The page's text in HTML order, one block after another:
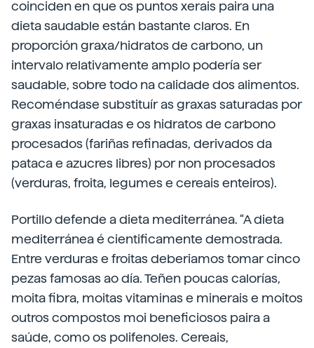
coinciden en que os puntos xerais paira una
dieta saudable están bastante claros. En
proporción graxa/hidratos de carbono, un
intervalo relativamente amplo podería ser
saudable, sobre todo na calidade dos alimentos.
Recoméndase substituír as graxas saturadas por
graxas insaturadas e os hidratos de carbono
procesados (fariñas refinadas, derivados da
pataca e azucres libres) por non procesados
(verduras, froita, legumes e cereais enteiros).
Portillo defende a dieta mediterránea. “A dieta
mediterránea é cientificamente demostrada.
Entre verduras e froitas deberiamos tomar cinco
pezas famosas ao día. Teñen poucas calorías,
moita fibra, moitas vitaminas e minerais e moitos
outros compostos moi beneficiosos paira a
saúde, como os polifenoles. Cereais,